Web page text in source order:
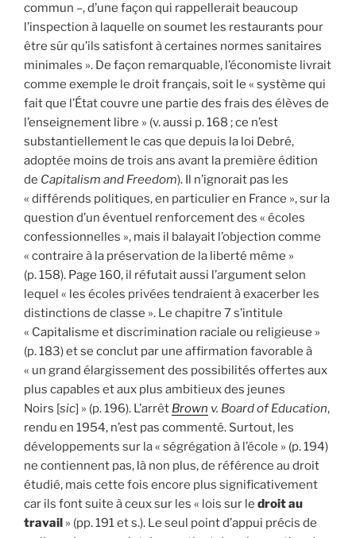
commun –, d’une façon qui rappellerait beaucoup
l’inspection à laquelle on soumet les restaurants pour
être sûr qu’ils satisfont à certaines normes sanitaires
minimales ». De façon remarquable, l’économiste livrait
comme exemple le droit français, soit le « système qui
fait que l’État couvre une partie des frais des élèves de
l’enseignement libre » (v. aussi p. 168 ; ce n’est
substantiellement le cas que depuis la loi Debré,
adoptée moins de trois ans avant la première édition
de Capitalism and Freedom). Il n’ignorait pas les
« différends politiques, en particulier en France », sur la
question d’un éventuel renforcement des « écoles
confessionnelles », mais il balayait l’objection comme
« contraire à la préservation de la liberté même »
(p. 158). Page 160, il réfutait aussi l’argument selon
lequel « les écoles privées tendraient à exacerber les
distinctions de classe ». Le chapitre 7 s’intitule
« Capitalisme et discrimination raciale ou religieuse »
(p. 183) et se conclut par une affirmation favorable à
« un grand élargissement des possibilités offertes aux
plus capables et aux plus ambitieux des jeunes
Noirs [sic] » (p. 196). L’arrêt Brown v. Board of Education,
rendu en 1954, n’est pas commenté. Surtout, les
développements sur la « ségrégation à l’école » (p. 194)
ne contiennent pas, là non plus, de référence au droit
étudié, mais cette fois encore plus significativement
car ils font suite à ceux sur les « lois sur le droit au
travail » (pp. 191 et s.). Le seul point d’appui précis de